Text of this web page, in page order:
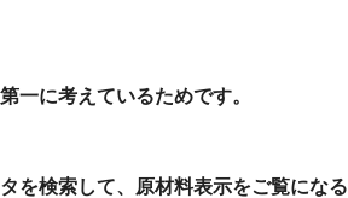
一に考えているためです。
を検索して、原材料表示をご覧になる